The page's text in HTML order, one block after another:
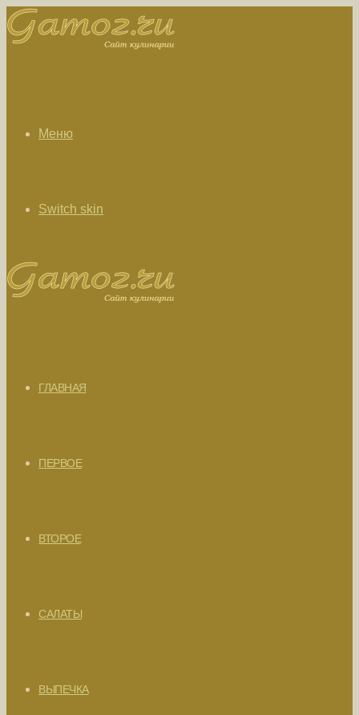
Меню
Switch skin
ГЛАВНАЯ
ПЕРВОЕ
ВТОРОЕ
САЛАТЫ
ВЫПЕЧКА